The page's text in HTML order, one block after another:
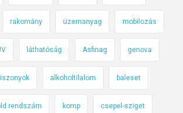
rakomány üzemanyag mobilozás
láthatóság Asfinag genova
alkoholtilalom baleset
rendszám komp csepel-sziget